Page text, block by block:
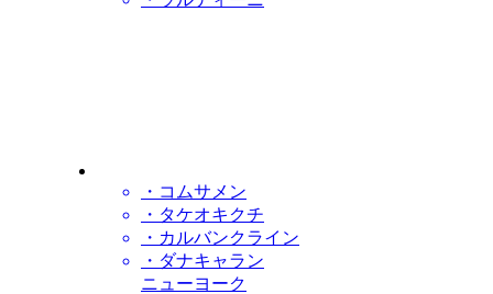
・コムサメン
・タケオキクチ
・カルバンクライン
・ダナキャラン
ニューヨーク